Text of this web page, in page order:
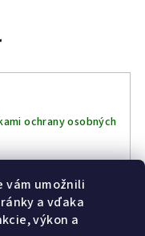
vám umožnili
a vďaka
výkon a
ochrany osobných